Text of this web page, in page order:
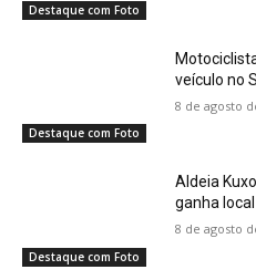
Destaque com Foto
Destaque com Foto
veículo no
8 de agosto
Destaque com Foto
Aldeia
ganha
8 de agosto